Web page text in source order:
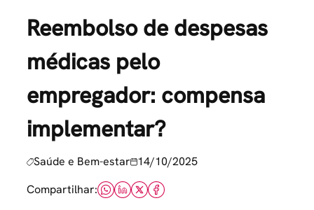
Reembolso de despesas
médicas pelo
empregador: compensa
implementar?
Saúde e Bem-estar 14/10/2025
Compartilhar: